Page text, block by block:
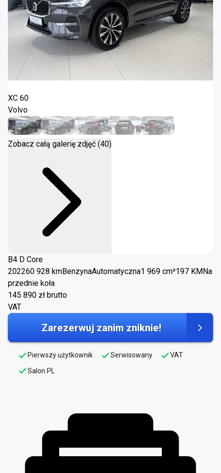
Volvo XC 60 B4 D Core 2022
XC 60
Volvo
Zobacz całą galerię zdjęć (40)
B4 D Core
202260 928 kmBenzynaAutomatyczna1 969 cm³197 KM Na
przednie koła
145 890 zł brutto
VAT
Zarezerwuj zanim zniknie!
Pierwszy użytkownik Serwisowany
VAT
Salon PL